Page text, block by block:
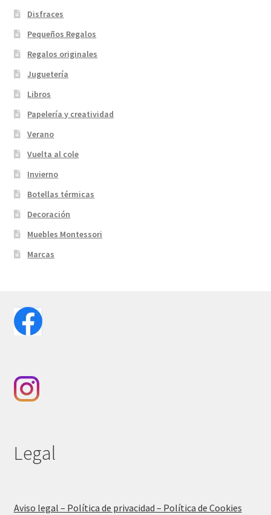
Disfraces
Pequeños Regalos
Regalos originales
Juguetería
Libros
Papelería y creatividad
Verano
Vuelta al cole
Invierno
Botellas térmicas
Decoración
Muebles Montessori
Marcas
Legal
Aviso legal – Política de privacidad – Política de Cookies